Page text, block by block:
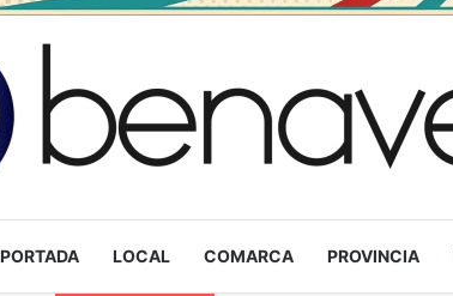
PORTADA LOCAL COMARCA PROVINCIA